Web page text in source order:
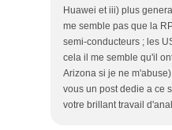
Huawei et iii) plus
me semble pas que la
semi-conducteurs ; les
cela il me semble qu'il
Arizona si je ne
vous un post dedie a ce
votre brillant travail